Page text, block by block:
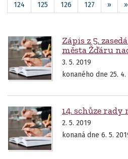
124
125 126 127 » »|
Zápis z 5.
města Žďáru
3. 5. 2019
konaného dne 25. 4.
14. schůze rady
2. 5. 2019
konaná dne 6. 5.